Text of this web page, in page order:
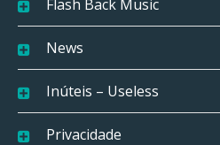
Flash Back Music
News
Inúteis – Useless
Privacidade